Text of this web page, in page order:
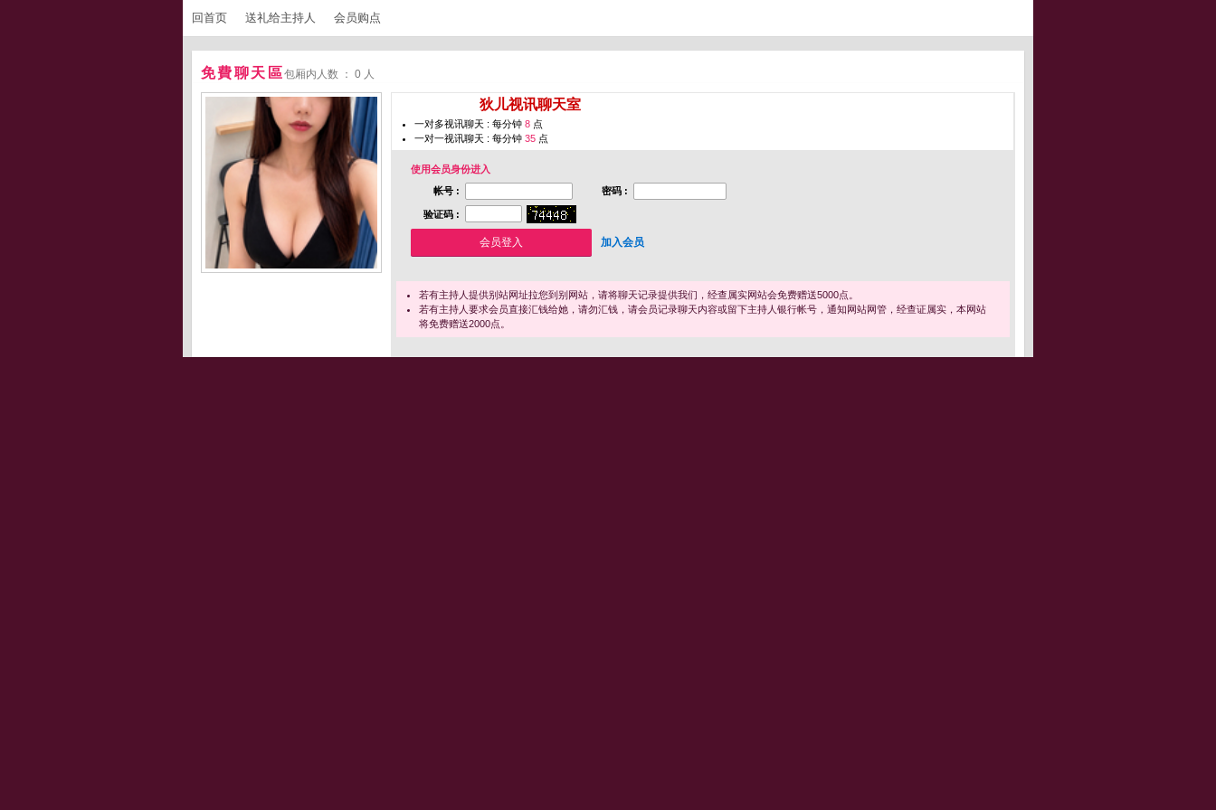
回首页 送礼给主持人 会员购点
免費聊天區包厢内人数 ： 0 人
狄儿视讯聊天室
一对多视讯聊天 : 每分钟 8 点
一对一视讯聊天 : 每分钟 35 点
使用会员身份进入
帐号 :
密码 :
验证码 :
加入会员
若有主持人提供别站网址拉您到别网站，请将聊天记录提供我们，经查属实网站会免费赠送5000点。
若有主持人要求会员直接汇钱给她，请勿汇钱，请会员记录聊天内容或留下主持人银行帐号，通知网站网管，经查证属实，本网站
将免费赠送2000点。